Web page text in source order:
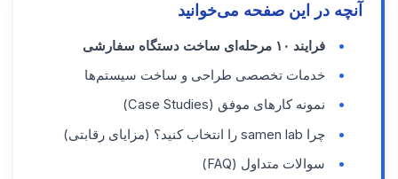
آنچه در این صفحه می‌خوانید
فرایند ۱۰ مرحله‌ای ساخت دستگاه سفارشی
خدمات تخصصی طراحی و ساخت سیستم‌ها
نمونه کارهای موفق (Case Studies)
چرا samen lab را انتخاب کنید؟ (مزایای رقابتی)
سوالات متداول (FAQ)